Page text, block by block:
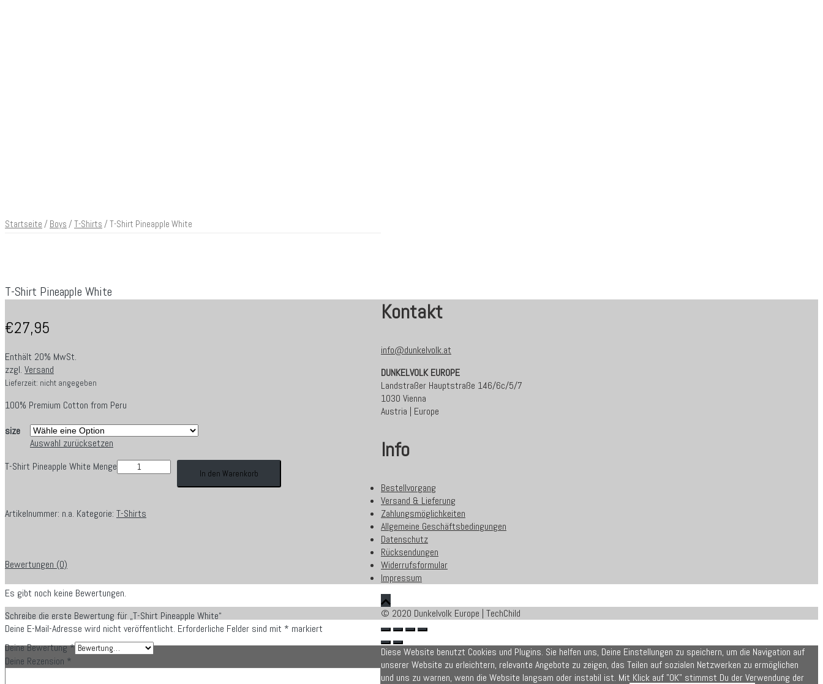
Startseite / Boys / T-Shirts / T-Shirt Pineapple White
T-Shirt Pineapple White
€27,95
Enthält 20% MwSt.
zzgl. Versand
Lieferzeit: nicht angegeben
100% Premium Cotton from Peru
size
Auswahl zurücksetzen
T-Shirt Pineapple White Menge
In den Warenkorb
Artikelnummer: n.a. Kategorie: T-Shirts
Bewertungen (0)
Es gibt noch keine Bewertungen.
Schreibe die erste Bewertung für „T-Shirt Pineapple White“
Deine E-Mail-Adresse wird nicht veröffentlicht. Erforderliche Felder sind mit * markiert
Deine Bewertung*
Deine Rezension *
Kontakt
info@dunkelvolk.at
DUNKELVOLK EUROPE
Landstraßer Hauptstraße 146/6c/5/7
1030 Vienna
Austria | Europe
Info
Bestellvorgang
Versand & Lieferung
Zahlungsmöglichkeiten
Allgemeine Geschäftsbedingungen
Datenschutz
Rücksendungen
Widerrufsformular
Impressum
© 2020 Dunkelvolk Europe | TechChild
Diese Website benutzt Cookies und Plugins. Sie helfen uns, Deine Einstellungen zu speichern, um die Navigation auf
unserer Website zu erleichtern, relevante Angebote zu zeigen, das Teilen auf sozialen Netzwerken zu ermöglichen
und uns zu warnen, wenn die Website langsam oder instabil ist. Mit Klick auf "OK" stimmst Du der Verwendung der